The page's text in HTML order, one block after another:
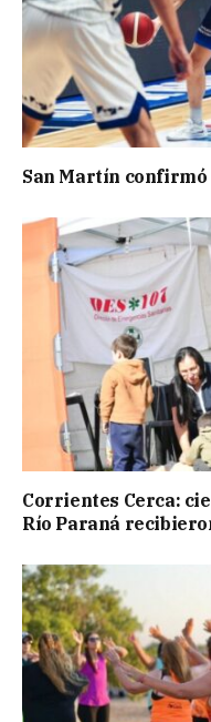
San Martín confirmó
Corrientes Cerca:
Río Paraná